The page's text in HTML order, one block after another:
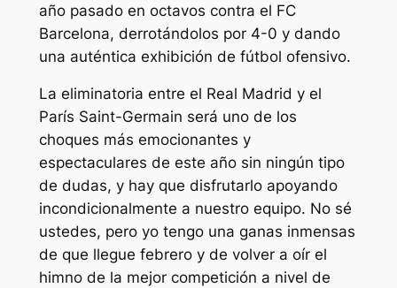
año pasado en octavos contra el FC
Barcelona, derrotándolos por 4-0 y dando
una auténtica exhibición de fútbol ofensivo.
La eliminatoria entre el Real Madrid y el
París Saint-Germain será uno de los
choques más emocionantes y
espectaculares de este año sin ningún tipo
de dudas, y hay que disfrutarlo apoyando
incondicionalmente a nuestro equipo. No sé
ustedes, pero yo tengo una ganas inmensas
de que llegue febrero y de volver a oír el
himno de la mejor competición a nivel de